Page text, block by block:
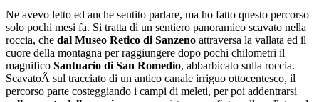
Ne avevo letto ed anche sentito parlare, ma ho fatto questo percorso
solo pochi mesi fa. Si tratta di un sentiero panoramico scavato nella
roccia, che dal Museo Retico di Sanzeno attraversa la vallata ed il
cuore della montagna per raggiungere dopo pochi chilometri il
magnifico Santuario di San Romedio, abbarbicato sulla roccia.
ScavatoÂ sul tracciato di un antico canale irriguo ottocentesco, il
percorso parte costeggiando i campi di meleti, per poi addentrarsi